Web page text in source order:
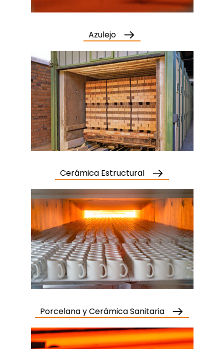
Azulejo
Cerámica Estructural
Porcelana y Cerámica Sanitaria